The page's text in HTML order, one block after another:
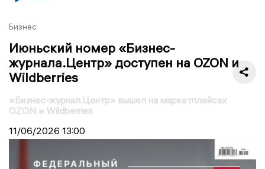
Бизнес
Июньский номер «Бизнес-
журнала.Центр» доступен на OZON и
Wildberries
«Бизнес-журнал.Центр» вышел на маркетплейсах
OZON и Wildberries
11/06/2026 13:00